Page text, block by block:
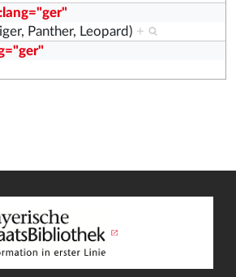
Panther, Leopard) +